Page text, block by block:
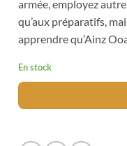
armée, employez
qu’aux préparatifs,
apprendre qu’Ainz
En stock